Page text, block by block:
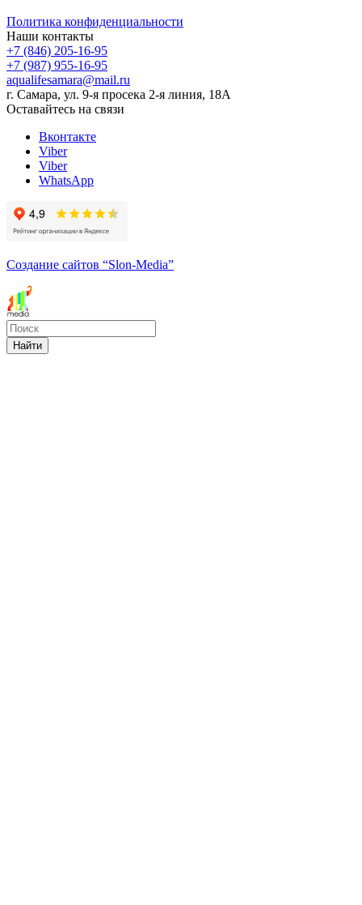
Политика конфиденциальности
Наши контакты
+7 (846) 205-16-95
+7 (987) 955-16-95
aqualifesamara@mail.ru
г. Самара, ул. 9-я просека 2-я линия, 18А
Оставайтесь на связи
Вконтакте
Viber
Viber
WhatsApp
Создание сайтов “Slon-Media”
Найти